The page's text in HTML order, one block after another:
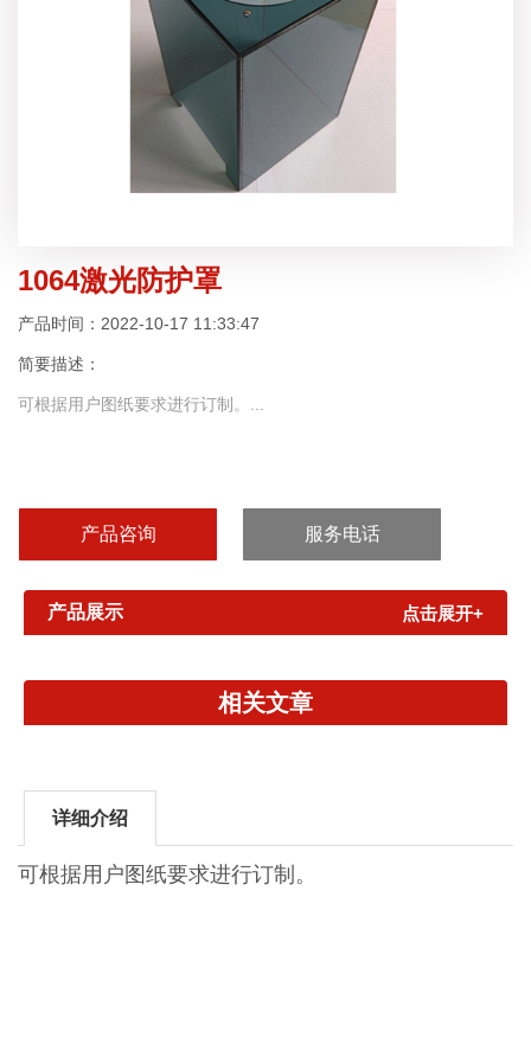
1064激光防护罩
产品时间：2022-10-17 11:33:47
简要描述：
可根据用户图纸要求进行订制。...
产品咨询 服务电话
产品展示 点击展开+
相关文章
详细介绍
可根据用户图纸要求进行订制。